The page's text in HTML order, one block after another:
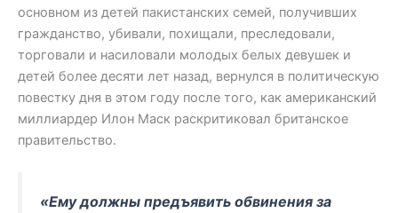
основном из детей пакистанских семей, получивших
гражданство, убивали, похищали, преследовали,
торговали и насиловали молодых белых девушек и
детей более десяти лет назад, вернулся в политическую
повестку дня в этом году после того, как американский
миллиардер Илон Маск раскритиковал британское
правительство.
«Ему должны предъявить обвинения за